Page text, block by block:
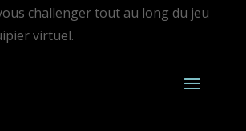
challenger tout au long du jeu
virtuel.